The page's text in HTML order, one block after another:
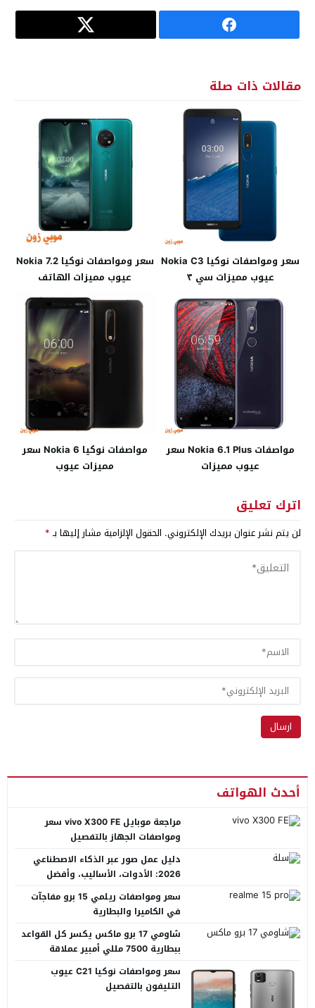
مقالات ذات صلة
سعر ومواصفات نوكيا Nokia C3
عيوب مميزات سي ٣
سعر ومواصفات نوكيا Nokia 7.2
عيوب مميزات الهاتف
مواصفات Nokia 6.1 Plus سعر
عيوب مميزات
مواصفات نوكيا Nokia 6 سعر
مميزات عيوب
اترك تعليق
لن يتم نشر عنوان بريدك الإلكتروني. الحقول الإلزامية مشار إليها بـ*
أحدث الهواتف
مراجعة موبايل vivo X300 FE سعر
ومواصفات الجهاز بالتفصيل
دليل عمل صور عبر الذكاء الاصطناعي
2026: الأدوات، الأساليب، وأفضل
المنصات العربية
سعر ومواصفات ريلمي 15 برو مفاجآت
في الكاميرا والبطارية
شاومي 17 برو ماكس يكسر كل القواعد
ببطارية 7500 مللي أمبير عملاقة
سعر ومواصفات نوكيا C21 عيوب
التليفون بالتفصيل